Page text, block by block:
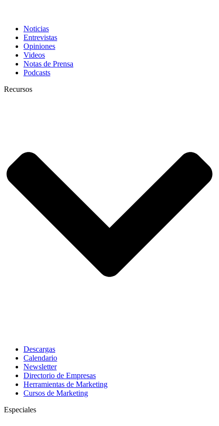
Noticias
Entrevistas
Opiniones
Videos
Notas de Prensa
Podcasts
Recursos
Descargas
Calendario
Newsletter
Directorio de Empresas
Herramientas de Marketing
Cursos de Marketing
Especiales